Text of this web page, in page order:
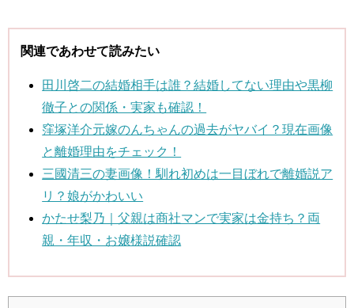
関連であわせて読みたい
田川啓二の結婚相手は誰？結婚してない理由や黒柳
徹子との関係・実家も確認！
窪塚洋介元嫁のんちゃんの過去がヤバイ？現在画像
と離婚理由をチェック！
三國清三の妻画像！馴れ初めは一目ぼれで離婚説ア
リ？娘がかわいい
かたせ梨乃｜父親は商社マンで実家は金持ち？両
親・年収・お嬢様説確認